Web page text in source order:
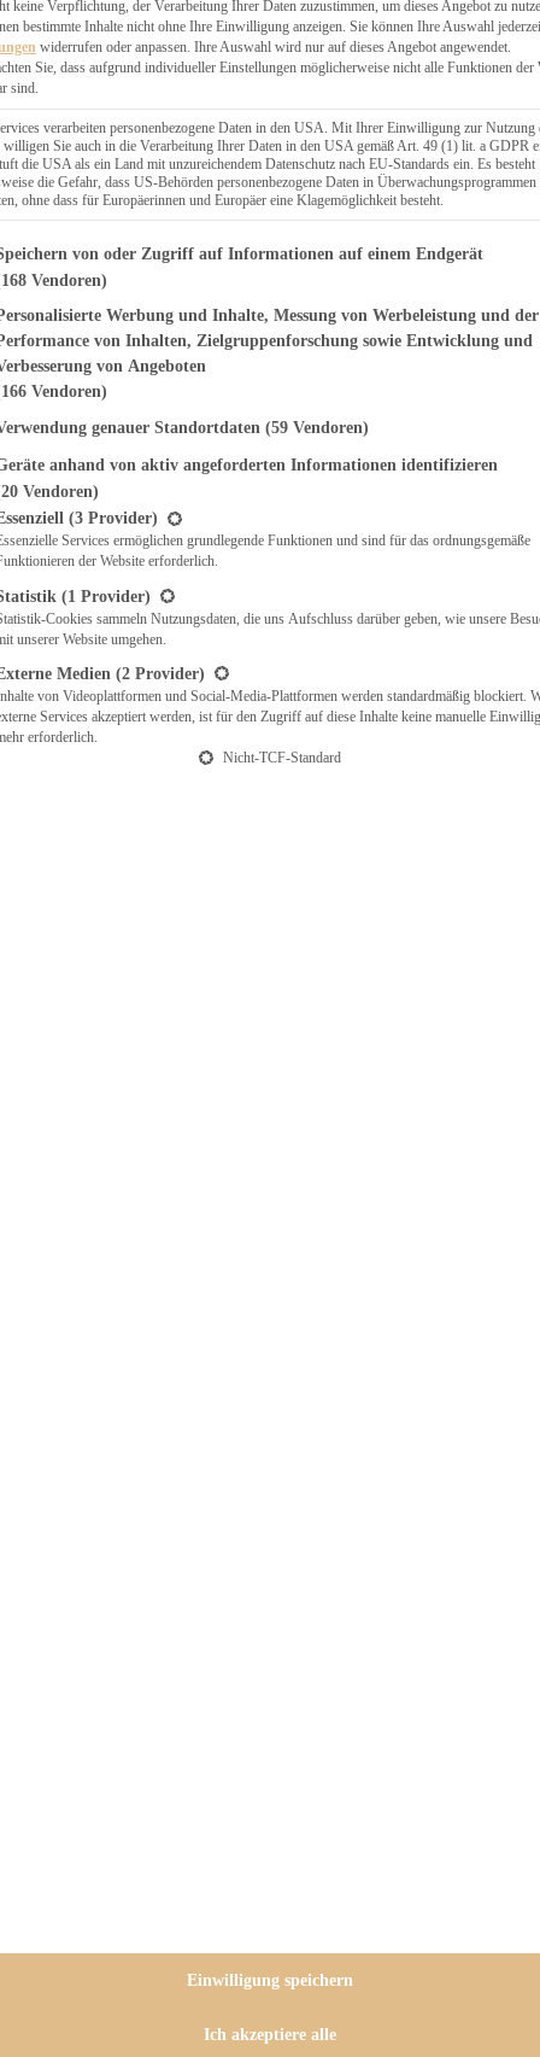
Suche
und
wir mal bitte komplett die
lesen alle gemeinsam mit
für die Wochen nach Ostern!
der allerersten
eigentlich Student,
Genießer, hat zugeschlagen…..
keine Verpflichtung, der Verarbeitung Ihrer Daten zuzustimmen, um dieses Angebot zu
bestimmte Inhalte nicht ohne Ihre Einwilligung anzeigen. Sie können Ihre Auswahl
widerrufen oder anpassen. Ihre Auswahl wird nur auf dieses Angebot angewendet.
Sie, dass aufgrund individueller Einstellungen möglicherweise nicht alle Funktionen der
sind.
verarbeiten personenbezogene Daten in den USA. Mit Ihrer Einwilligung zur Nutzung
willigen Sie auch in die Verarbeitung Ihrer Daten in den USA gemäß Art. 49 (1) lit. a GDPR
die USA als ein Land mit unzureichendem Datenschutz nach EU-Standards ein. Es besteht
die Gefahr, dass US-Behörden personenbezogene Daten in Überwachungsprogrammen
ohne dass für Europäerinnen und Europäer eine Klagemöglichkeit besteht.
finden Sie eine Liste der Zwecke des IAB Transparency and
von oder Zugriff auf Informationen auf einem Endgerät
Vendoren)
Werbung und Inhalte, Messung von Werbeleistung und der
von Inhalten, Zielgruppenforschung sowie Entwicklung und
von Angeboten
Vendoren)
genauer Standortdaten (59 Vendoren)
anhand von aktiv angeforderten Informationen identifizieren
Vendoren)
eine Liste der Service-Gruppen, für die eine Einwilligung erteilt werden
(3 Provider)
Services ermöglichen grundlegende Funktionen und sind für das ordnungsgemäße
der Website erforderlich.
(1 Provider)
Cookies sammeln Nutzungsdaten, die uns Aufschluss darüber geben, wie unsere
unserer Website umgehen.
Medien (2 Provider)
von Videoplattformen und Social-Media-Plattformen werden standardmäßig blockiert.
Services akzeptiert werden, ist für den Zugriff auf diese Inhalte keine manuelle
erforderlich.
Nicht-TCF-Standard
Einwilligung speichern
Ich akzeptiere alle